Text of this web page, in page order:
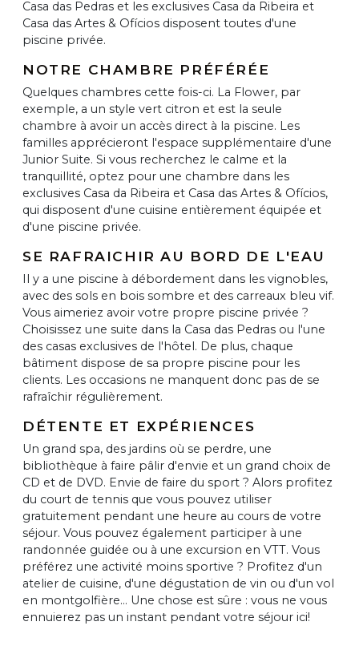
Casa das Pedras et les exclusives Casa da Ribeira et
Casa das Artes & Ofícios disposent toutes d'une
piscine privée.
NOTRE CHAMBRE PRÉFÉRÉE
Quelques chambres cette fois-ci. La Flower, par
exemple, a un style vert citron et est la seule
chambre à avoir un accès direct à la piscine. Les
familles apprécieront l'espace supplémentaire d'une
Junior Suite. Si vous recherchez le calme et la
tranquillité, optez pour une chambre dans les
exclusives Casa da Ribeira et Casa das Artes & Ofícios,
qui disposent d'une cuisine entièrement équipée et
d'une piscine privée.
SE RAFRAICHIR AU BORD DE L'EAU
Il y a une piscine à débordement dans les vignobles,
avec des sols en bois sombre et des carreaux bleu vif.
Vous aimeriez avoir votre propre piscine privée ?
Choisissez une suite dans la Casa das Pedras ou l'une
des casas exclusives de l'hôtel. De plus, chaque
bâtiment dispose de sa propre piscine pour les
clients. Les occasions ne manquent donc pas de se
rafraîchir régulièrement.
DÉTENTE ET EXPÉRIENCES
Un grand spa, des jardins où se perdre, une
bibliothèque à faire pâlir d'envie et un grand choix de
CD et de DVD. Envie de faire du sport ? Alors profitez
du court de tennis que vous pouvez utiliser
gratuitement pendant une heure au cours de votre
séjour. Vous pouvez également participer à une
randonnée guidée ou à une excursion en VTT. Vous
préférez une activité moins sportive ? Profitez d'un
atelier de cuisine, d'une dégustation de vin ou d'un vol
en montgolfière... Une chose est sûre : vous ne vous
ennuierez pas un instant pendant votre séjour ici!